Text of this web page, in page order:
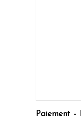
Paiement –